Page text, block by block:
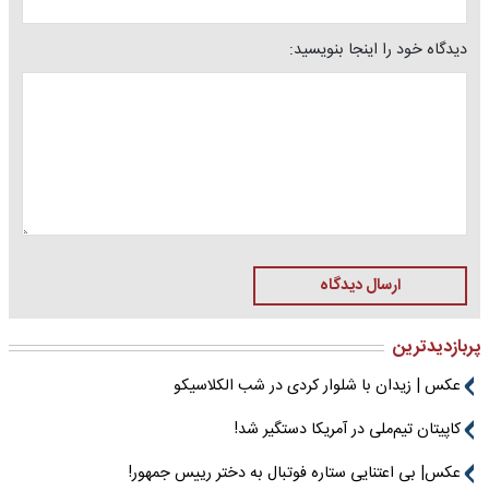
دیدگاه خود را اینجا بنویسید:
ارسال دیدگاه
پربازدیدترین
عکس | زیدان با شلوار کردی در شب الکلاسیکو
کاپیتان تیم‌ملی در آمریکا دستگیر شد!
عکس| بی اعتنایی ستاره فوتبال به دختر رییس جمهور!